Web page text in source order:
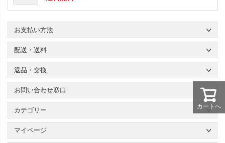
カートへ
お支払い方法
配送・送料
返品・交換
お問い合わせ窓口
カテゴリー
マイページ